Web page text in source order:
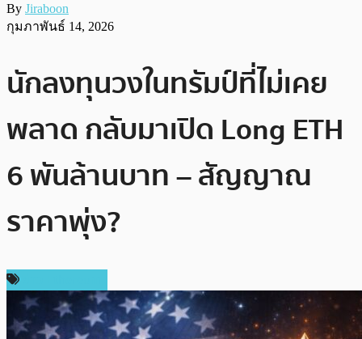
By Jiraboon
กุมภาพันธ์ 14, 2026
นักลงทุนวงในทรัมป์ที่ไม่เคย
พลาด กลับมาเปิด Long ETH
6 พันล้านบาท – สัญญาณ
ราคาพุ่ง?